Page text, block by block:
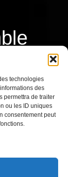
technologies
des
permettra de traiter
ou les ID uniques
consentement peut